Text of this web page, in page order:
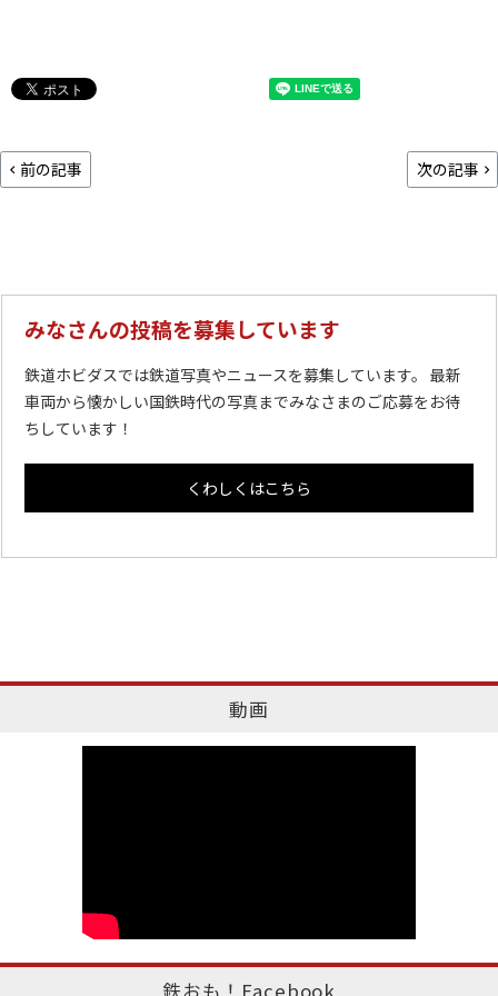
前の記事 次の記事
みなさんの投稿を募集しています
鉄道ホビダスでは鉄道写真やニュースを募集しています。 最新
車両から懐かしい国鉄時代の写真までみなさまのご応募をお待
ちしています！
くわしくはこちら
動画
鉄おも！Facebook